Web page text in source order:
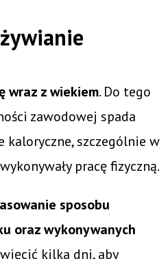
wraz z wiekiem. Do tego
zawodowej spada
kaloryczne, szczególnie w
pracę fizyczną.
sposobu
oraz wykonywanych
kilka dni, aby